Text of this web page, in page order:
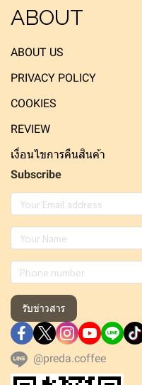
ABOUT
ABOUT US
PRIVACY POLICY
COOKIES
REVIEW
เงื่อนไขการคืนสินค้า
Subscribe
รับข่าวสาร
@preda.coffee